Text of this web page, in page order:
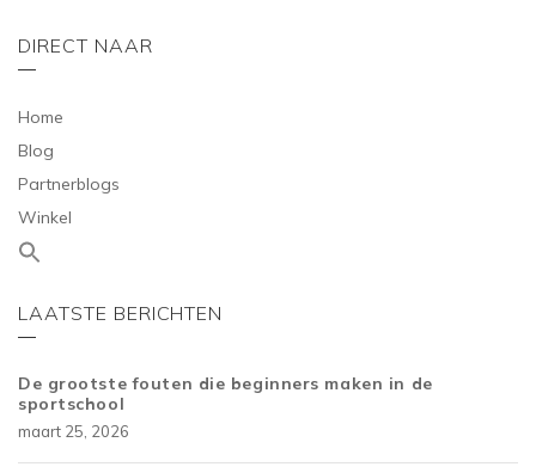
DIRECT NAAR
Home
Blog
Partnerblogs
Winkel
LAATSTE BERICHTEN
De grootste fouten die beginners maken in de
sportschool
maart 25, 2026